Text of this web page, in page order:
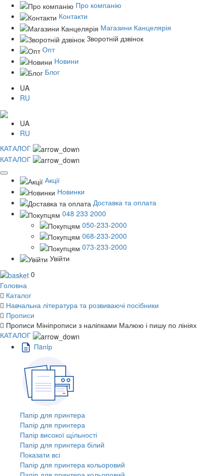
Про компанію
Контакти
Магазини Канцелярія
Зворотній дзвінок
Опт
Новини
Блог
UA
RU
UA
RU
КАТАЛОГ
КАТАЛОГ
Акції
Новинки
Доставка та оплата
048 233 2000
050-233-2000
068-233-2000
073-233-2000
Увійти
0
Головна
Каталог
Навчальна література та розвиваючі посібники
Прописи
Прописи Мініпрописи з наліпками Малюю і пишу по лініях
КАТАЛОГ
Пaпiр
Папір для принтера
Папір для принтера
Папір високої щільності
Папір для принтера білий
Показати всі
Папір для принтера кольоровий